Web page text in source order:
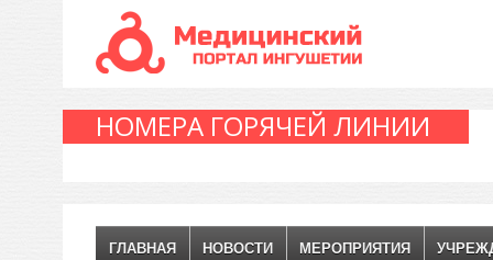
НОМЕРА ГОРЯЧЕЙ ЛИНИИ
ГЛАВНАЯ НОВОСТИ МЕРОПРИЯТИЯ